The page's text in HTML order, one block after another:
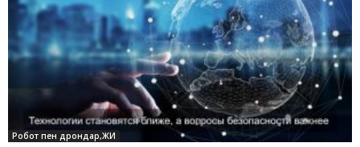
Робот пен дрондар,ЖИ